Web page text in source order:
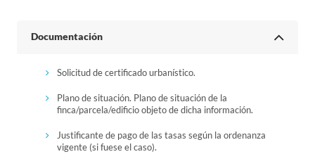
Documentación
Solicitud de certificado urbanístico.
Plano de situación. Plano de situación de la
finca/parcela/edificio objeto de dicha información.
Justificante de pago de las tasas según la ordenanza
vigente (si fuese el caso).